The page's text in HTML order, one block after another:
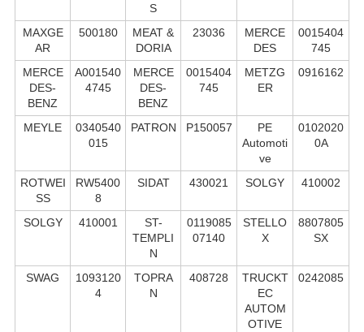
S
MAXGE
AR
500180
MEAT &
DORIA
23036
MERCE
DES
0015404
745
MERCE
DES-
BENZ
A001540
4745
MERCE
DES-
BENZ
0015404
745
METZG
ER
0916162
MEYLE
0340540
015
PATRON P150057
PE
Automoti
ve
0102020
0A
ROTWEI
SS
RW5400
8
SIDAT 430021 SOLGY 410002
SOLGY 410001
ST-
TEMPLI
N
0119085
07140
STELLO
X
8807805
SX
SWAG
1093120
4
TOPRA
N
408728
TRUCKT
EC
AUTOM
OTIVE
0242085